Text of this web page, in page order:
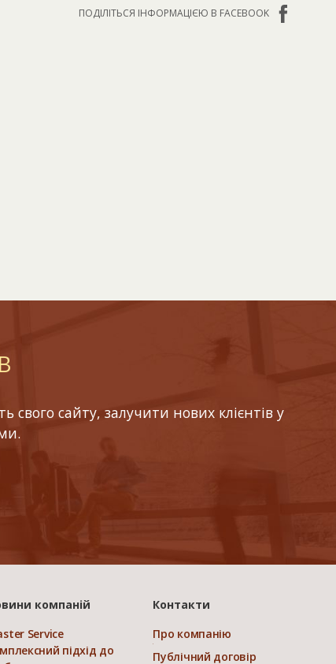
ПОДІЛІТЬСЯ ІНФОРМАЦІЄЮ В FACEBOOK
сайту, залучити нових клієнтів у
компаній
Service
підхід до
Контакти
Про компанію
Публічний договір